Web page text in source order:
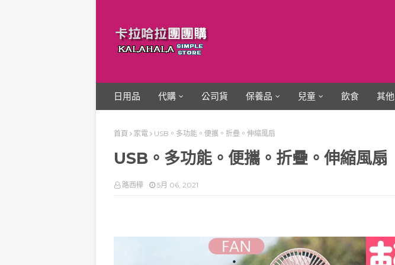
日用品 代購 公司貨 保養品 兒童 飲食 其他
首頁 家電 USB。多功能。便攜。折疊。伸縮風扇
USB。多功能。便攜。折疊。伸縮風扇
路西樺 5月 06, 2021